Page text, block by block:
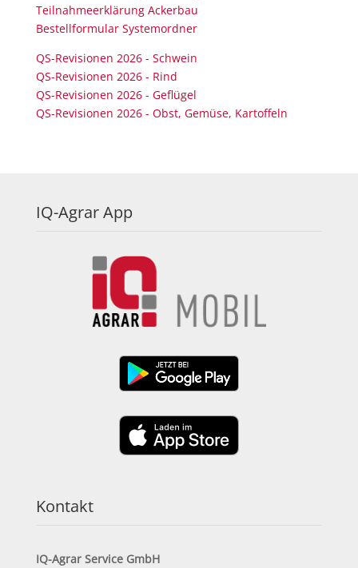
Teilnahmeerklärung Ackerbau
Bestellformular Systemordner
QS-Revisionen 2026 - Schwein
QS-Revisionen 2026 - Rind
QS-Revisionen 2026 - Geflügel
QS-Revisionen 2026 - Obst, Gemüse, Kartoffeln
IQ-Agrar App
Kontakt
IQ-Agrar Service GmbH